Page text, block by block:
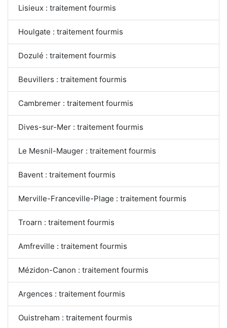
Lisieux : traitement fourmis
Houlgate : traitement fourmis
Dozulé : traitement fourmis
Beuvillers : traitement fourmis
Cambremer : traitement fourmis
Dives-sur-Mer : traitement fourmis
Le Mesnil-Mauger : traitement fourmis
Bavent : traitement fourmis
Merville-Franceville-Plage : traitement fourmis
Troarn : traitement fourmis
Amfreville : traitement fourmis
Mézidon-Canon : traitement fourmis
Argences : traitement fourmis
Ouistreham : traitement fourmis